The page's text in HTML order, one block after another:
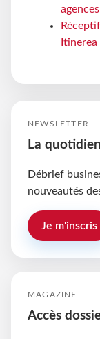
NEWSLETTER
La
Débrief
nouveautés
Je m'inscris
MAGAZINE
Accès